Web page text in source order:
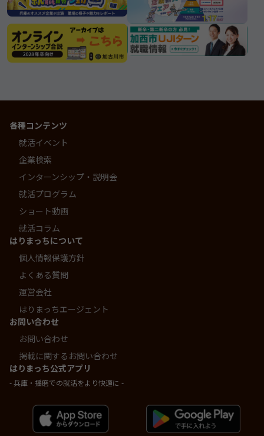
各種コンテンツ
就活イベント
企業検索
インターンシップ・説明会
就活プログラム
ショート動画
就活コラム
はりまっちについて
個人情報保護方針
よくある質問
運営会社
はりまっちエージェント
お問い合わせ
お問い合わせ
掲載に関するお問い合わせ
はりまっち公式アプリ
- 兵庫・播磨での就活をより快適に -